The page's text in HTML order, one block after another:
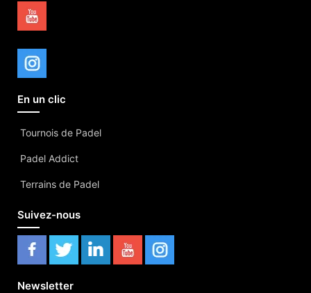
En un clic
Tournois de Padel
Padel Addict
Terrains de Padel
Suivez-nous
Newsletter